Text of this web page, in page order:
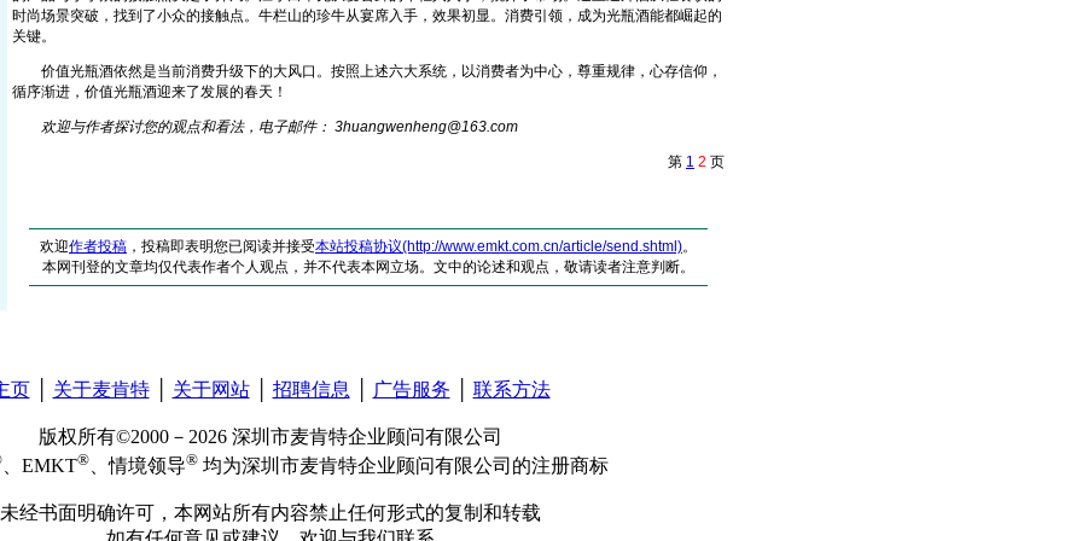
时尚场景突破，找到了小众的接触点。牛栏山的珍牛从宴席入手，效果初显。消费引领，成为光瓶酒能都崛起的
关键。
价值光瓶酒依然是当前消费升级下的大风口。按照上述六大系统，以消费者为中心，尊重规律，心存信仰，
循序渐进，价值光瓶酒迎来了发展的春天！
欢迎与作者探讨您的观点和看法，电子邮件： 3huangwenheng@163.com
第 1 2 页
欢迎作者投稿 ，投稿即表明您已阅读并接受本站投稿协议(http://www.emkt.com.cn/article/send.shtml)。
本网刊登的文章均仅代表作者个人观点，并不代表本网立场。文中的论述和观点，敬请读者注意判断。
页│ 关于麦肯特│ 关于网站│ 招聘信息 广告服务 联系方法
版权所有©2000－2026 深圳市麦肯特企业顾问有限公司
、EMKT® 、情境领导® 均为深圳市麦肯特企业顾问有限公司的注册商标
未经书面明确许可，本网站所有内容禁止任何形式的复制和转载